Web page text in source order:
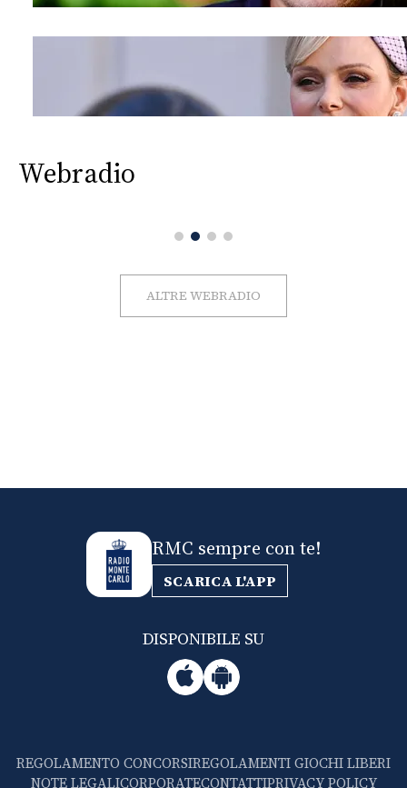
Webradio
ALTRE WEBRADIO
RMC sempre con te!
SCARICA L'APP
DISPONIBILE SU
REGOLAMENTO CONCORSIREGOLAMENTI GIOCHI LIBERI
NOTE LEGALICORPORATECONTATTIPRIVACY POLICY